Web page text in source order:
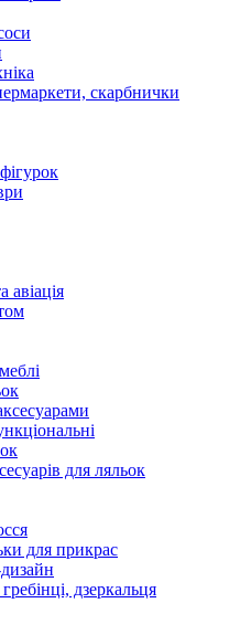
скарбнички
авіація
для ляльок
для прикрас
дзеркальця